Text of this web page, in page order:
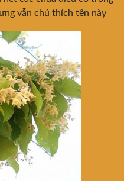
vẫn chú thích tên này